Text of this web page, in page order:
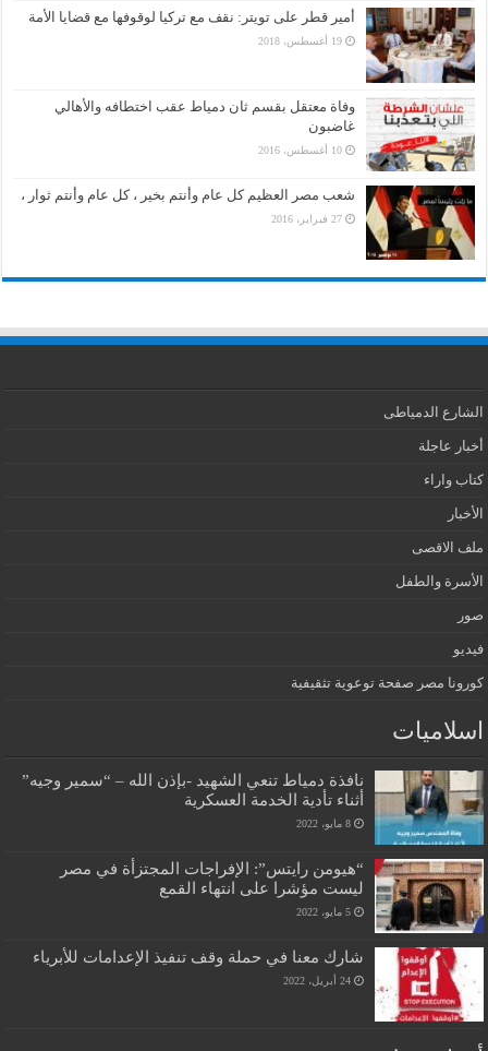
أمير قطر على تويتر: نقف مع تركيا لوقوفها مع قضايا الأمة
19 أغسطس، 2018
وفاة معتقل بقسم ثان دمياط عقب اختطافه والأهالي
غاضبون
10 أغسطس، 2016
شعب مصر العظيم كل عام وأنتم بخير ، كل عام وأنتم ثوار ،
27 فبراير، 2016
الشارع الدمياطى
أخبار عاجلة
كتاب واراء
الأخبار
ملف الاقصى
الأسرة والطفل
صور
فيديو
كورونا مصر صفحة توعوية تثقيفية
اسلاميات
نافذة دمياط تنعي الشهيد -بإذن الله – “سمير وجيه”
أثناء تأدية الخدمة العسكرية
8 مايو، 2022
“هيومن رايتس”: الإفراجات المجتزأة في مصر
ليست مؤشرا على انتهاء القمع
5 مايو، 2022
شارك معنا في حملة وقف تنفيذ الإعدامات للأبرياء
24 أبريل، 2022